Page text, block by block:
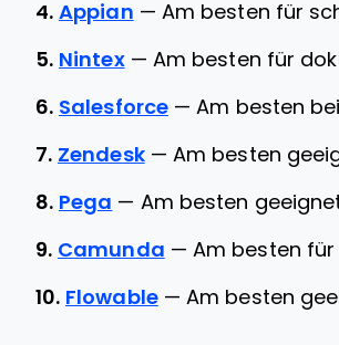
4. Appian — Am besten für
5. Nintex — Am besten für
6. Salesforce —Am besten
7. Zendesk — Am besten
8. Pega — Am besten
9. Camunda — Am besten
10. Flowable —Am besten